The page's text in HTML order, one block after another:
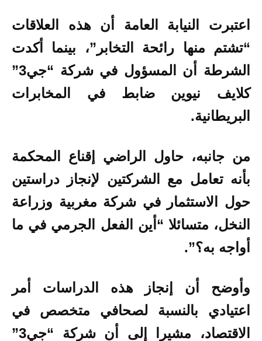
اعتبرت النيابة العامة أن هذه العلاقات
“تشتم منها رائحة التخابر”، بينما أكدت
الشرطة أن المسؤول في شركة “جي3”
كلايف نيوين ضابط في المخابرات
البريطانية.
من جانبه، حاول الراضي إقناع المحكمة
بأنه تعامل مع الشركتين لإنجاز دراستين
حول الاستثمار في شركة مغربية وزراعة
النخل، متسائلا “أين الفعل الجرمي في ما
أواجه به؟”.
وأوضح أن إنجاز هذه الدراسات أمر
اعتيادي بالنسبة لصحافي متخصص في
الاقتصاد، مشيرا إلى أن شركة “جي3”